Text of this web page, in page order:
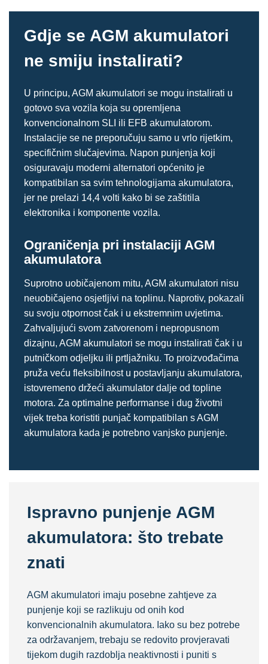
Gdje se AGM akumulatori
ne smiju instalirati?
U principu, AGM akumulatori se mogu instalirati u
gotovo sva vozila koja su opremljena
konvencionalnom SLI ili EFB akumulatorom.
Instalacije se ne preporučuju samo u vrlo rijetkim,
specifičnim slučajevima. Napon punjenja koji
osiguravaju moderni alternatori općenito je
kompatibilan sa svim tehnologijama akumulatora,
jer ne prelazi 14,4 volti kako bi se zaštitila
elektronika i komponente vozila.
Ograničenja pri instalaciji AGM
akumulatora
Suprotno uobičajenom mitu, AGM akumulatori nisu
neuobičajeno osjetljivi na toplinu. Naprotiv, pokazali
su svoju otpornost čak i u ekstremnim uvjetima.
Zahvaljujući svom zatvorenom i nepropusnom
dizajnu, AGM akumulatori se mogu instalirati čak i u
putničkom odjeljku ili prtljažniku. To proizvođačima
pruža veću fleksibilnost u postavljanju akumulatora,
istovremeno držeći akumulator dalje od topline
motora. Za optimalne performanse i dug životni
vijek treba koristiti punjač kompatibilan s AGM
akumulatora kada je potrebno vanjsko punjenje.
Ispravno punjenje AGM
akumulatora: što trebate
znati
AGM akumulatori imaju posebne zahtjeve za
punjenje koji se razlikuju od onih kod
konvencionalnih akumulatora. Iako su bez potrebe
za održavanjem, trebaju se redovito provjeravati
tijekom dugih razdoblja neaktivnosti i puniti s